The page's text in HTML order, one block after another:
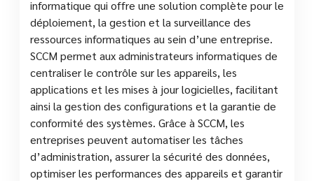
informatique qui offre une solution complète pour le
déploiement, la gestion et la surveillance des
ressources informatiques au sein d’une entreprise.
SCCM permet aux administrateurs informatiques de
centraliser le contrôle sur les appareils, les
applications et les mises à jour logicielles, facilitant
ainsi la gestion des configurations et la garantie de
conformité des systèmes. Grâce à SCCM, les
entreprises peuvent automatiser les tâches
d’administration, assurer la sécurité des données,
optimiser les performances des appareils et garantir